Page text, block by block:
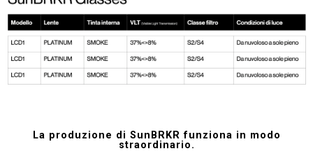
La produzione di SunBRKR funziona in modo
straordinario.